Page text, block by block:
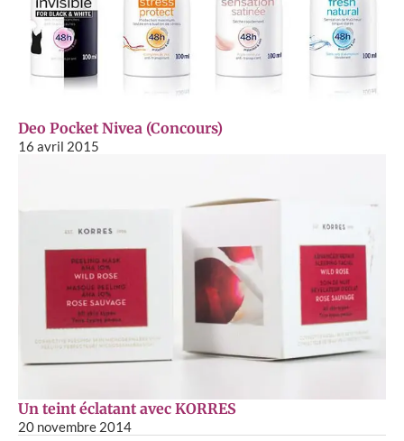
Deo Pocket Nivea (Concours)
16 avril 2015
Un teint éclatant avec KORRES
20 novembre 2014